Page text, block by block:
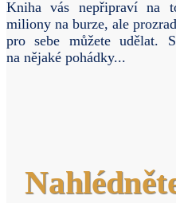
Kniha vás nepřipraví na
miliony na burze, ale
pro sebe můžete udělat.
na nějaké pohádky...